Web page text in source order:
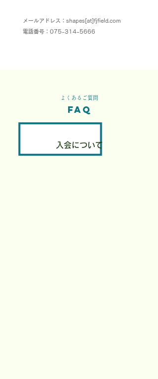
メールアドレス：shapes[at]fjfield.com
電話番号：075-314-5666
よくあるご質問
FAQ
入会について